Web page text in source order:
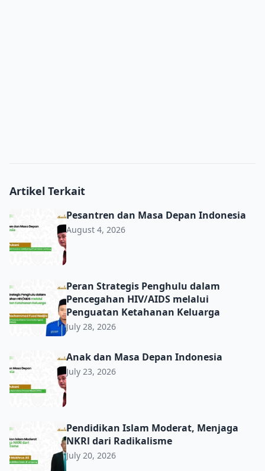
Artikel Terkait
Pesantren dan Masa Depan Indonesia
Pesantren dan Masa Depan Indonesia
August 4, 2026
Peran Strategis Penghulu dalam Pencegahan HIV/AIDS
Peran Strategis Penghulu dalam
Pencegahan HIV/AIDS melalui
Penguatan Ketahanan Keluarga
July 28, 2026
Anak dan Masa Depan Indonesia
Anak dan Masa Depan Indonesia
July 23, 2026
Pendidikan Islam Moderat, Menjaga NKRl dari
Pendidikan Islam Moderat, Menjaga
NKRl dari Radikalisme
July 20, 2026